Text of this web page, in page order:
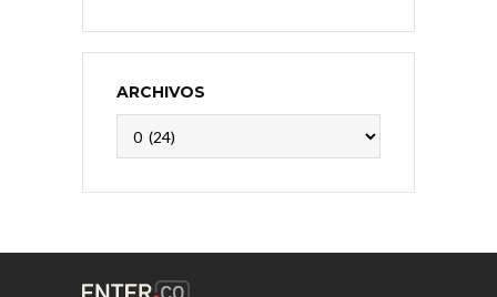
ARCHIVOS